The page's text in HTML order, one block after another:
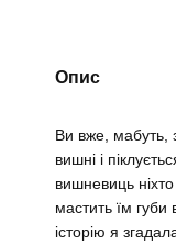
Опис
Ви вже, мабуть,
вишні і
вишневиць
мастить їм
історію я